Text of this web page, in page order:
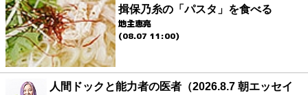
揖保乃糸の「パスタ」を食べる
地主恵亮
(08.07 11:00)
人間ドックと能力者の医者（2026.8.7 朝エッセイ